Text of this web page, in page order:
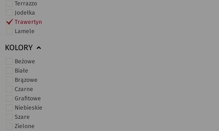
Terrazzo
Jodełka
Trawertyn
Lamele
KOLORY
Beżowe
Białe
Brązowe
Czarne
Grafitowe
Niebieskie
Szare
Zielone